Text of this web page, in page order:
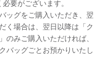
要がございます。
ッグをご購入いただき、翌
く場合は、翌日以降は「ク
のみご購入いただければ、
バッグごとお預かりいたし